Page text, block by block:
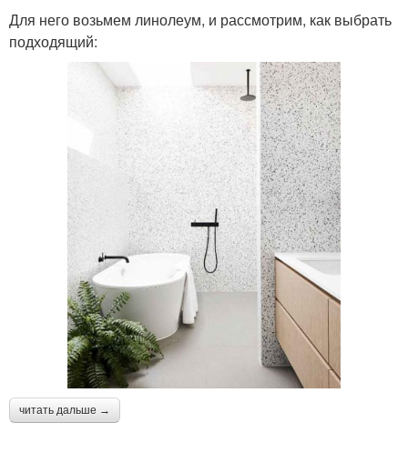
Для него возьмем линолеум, и рассмотрим, как выбрать
подходящий:
читать дальше →